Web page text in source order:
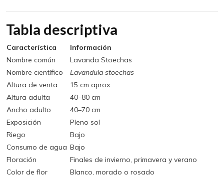
Tabla descriptiva
Característica
Información
Nombre común
Lavanda Stoechas
Nombre científico
Lavandula stoechas
Altura de venta
15 cm aprox.
Altura adulta
40–80 cm
Ancho adulto
40–70 cm
Exposición
Pleno sol
Riego
Bajo
Consumo de agua Bajo
Floración
Finales de invierno, primavera y verano
Color de flor
Blanco, morado o rosado